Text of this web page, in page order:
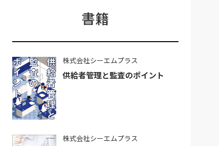
書籍
株式会社シーエムプラス
供給者管理と監査のポイント
株式会社シーエムプラス